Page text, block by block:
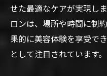
せた最適なケアが実現し
ロンは、場所や時間に制
果的に美容体験を享受で
として注目されています。